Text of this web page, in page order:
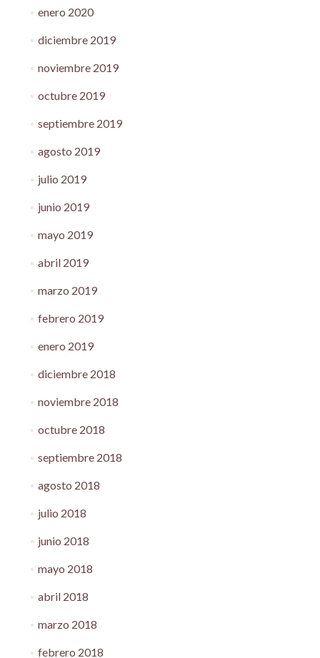
enero 2020
diciembre 2019
noviembre 2019
octubre 2019
septiembre 2019
agosto 2019
julio 2019
junio 2019
mayo 2019
abril 2019
marzo 2019
febrero 2019
enero 2019
diciembre 2018
noviembre 2018
octubre 2018
septiembre 2018
agosto 2018
julio 2018
junio 2018
mayo 2018
abril 2018
marzo 2018
febrero 2018